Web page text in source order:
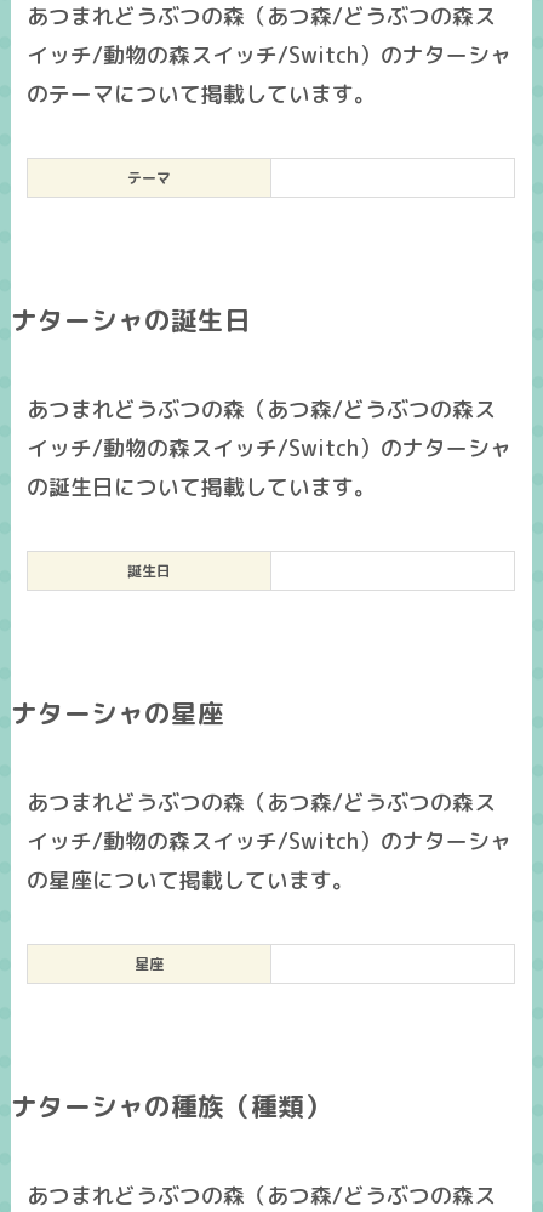
あつまれどうぶつの森（あつ森/どうぶつの森ス
イッチ/動物の森スイッチ/Switch）のナターシャ
のテーマについて掲載しています。
テーマ
ナターシャの誕生日
あつまれどうぶつの森（あつ森/どうぶつの森ス
イッチ/動物の森スイッチ/Switch）のナターシャ
の誕生日について掲載しています。
誕生日
ナターシャの星座
あつまれどうぶつの森（あつ森/どうぶつの森ス
イッチ/動物の森スイッチ/Switch）のナターシャ
の星座について掲載しています。
星座
ナターシャの種族（種類）
あつまれどうぶつの森（あつ森/どうぶつの森ス